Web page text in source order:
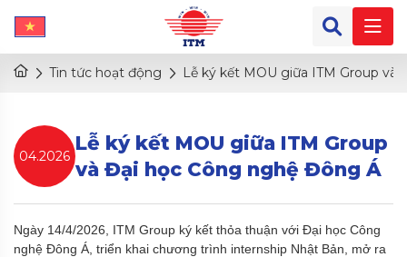
Tin tức hoạt động Lễ ký kết MOU giữa ITM Group
04.2026
Lễ ký kết MOU giữa ITM Group
và Đại học Công nghệ Đông Á
Ngày 14/4/2026, ITM Group ký kết thỏa thuận với Đại học Công
nghệ Đông Á, triển khai chương trình internship Nhật Bản, mở ra